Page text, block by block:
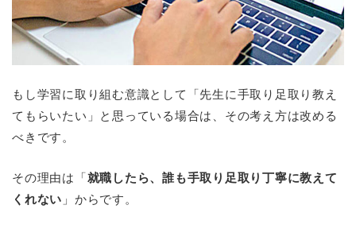
もし学習に取り組む意識として「先生に手取り足取り教え
てもらいたい」と思っている場合は、その考え方は改める
べきです。
その理由は「就職したら、誰も手取り足取り丁寧に教えて
くれない 」からです。